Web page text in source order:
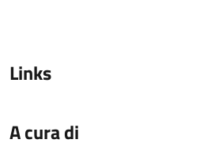
Links
A cura di